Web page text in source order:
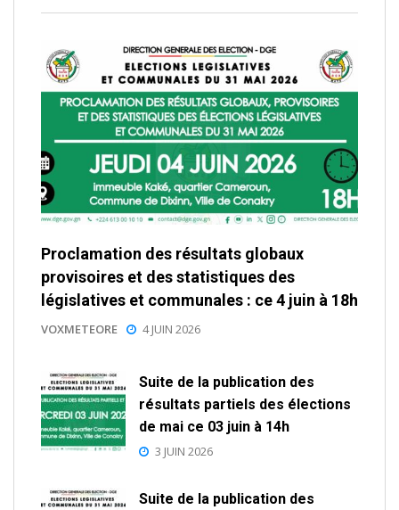
Proclamation des résultats globaux
provisoires et des statistiques des
législatives et communales : ce 4 juin à 18h
VOXMETEORE 4 JUIN 2026
Suite de la publication des
résultats partiels des élections
de mai ce 03 juin à 14h
3 JUIN 2026
Suite de la publication des